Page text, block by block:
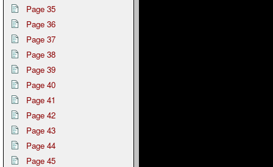
Page 35
Page 36
Page 37
Page 38
Page 39
Page 40
Page 41
Page 42
Page 43
Page 44
Page 45